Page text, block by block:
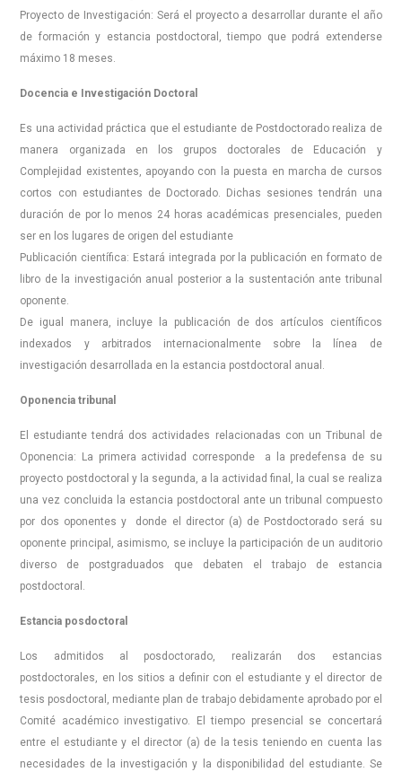
Proyecto de Investigación: Será el proyecto a desarrollar durante el año
de formación y estancia postdoctoral, tiempo que podrá extenderse
máximo 18 meses.
Docencia e Investigación Doctoral
Es una actividad práctica que el estudiante de Postdoctorado realiza de
manera organizada en los grupos doctorales de Educación y
Complejidad existentes, apoyando con la puesta en marcha de cursos
cortos con estudiantes de Doctorado. Dichas sesiones tendrán una
duración de por lo menos 24 horas académicas presenciales, pueden
ser en los lugares de origen del estudiante
Publicación científica: Estará integrada por la publicación en formato de
libro de la investigación anual posterior a la sustentación ante tribunal
oponente.
De igual manera, incluye la publicación de dos artículos científicos
indexados y arbitrados internacionalmente sobre la línea de
investigación desarrollada en la estancia postdoctoral anual.
Oponencia tribunal
El estudiante tendrá dos actividades relacionadas con un Tribunal de
Oponencia: La primera actividad corresponde a la predefensa de su
proyecto postdoctoral y la segunda, a la actividad final, la cual se realiza
una vez concluida la estancia postdoctoral ante un tribunal compuesto
por dos oponentes y donde el director (a) de Postdoctorado será su
oponente principal, asimismo, se incluye la participación de un auditorio
diverso de postgraduados que debaten el trabajo de estancia
postdoctoral.
Estancia posdoctoral
Los admitidos al posdoctorado, realizarán dos estancias
postdoctorales, en los sitios a definir con el estudiante y el director de
tesis posdoctoral, mediante plan de trabajo debidamente aprobado por el
Comité académico investigativo. El tiempo presencial se concertará
entre el estudiante y el director (a) de la tesis teniendo en cuenta las
necesidades de la investigación y la disponibilidad del estudiante. Se